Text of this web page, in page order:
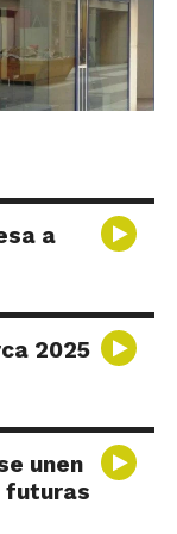
a
2025
unen
futuras